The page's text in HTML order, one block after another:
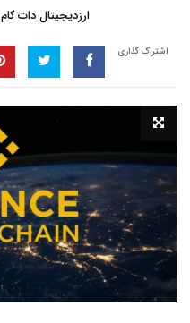
ارزدیجیتال دات کام
اشتراک گذاری